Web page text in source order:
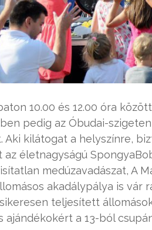
10.00 és 12.00 óra
pedig az Óbudai-
kilátogat a helyszínre,
életnagyságú
medúzavadászat, A
akadálypálya is vár
teljesített
ajándékokért a 13-ból